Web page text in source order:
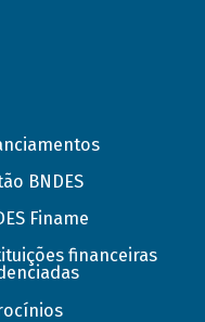
BNDES
Finame
financeiras